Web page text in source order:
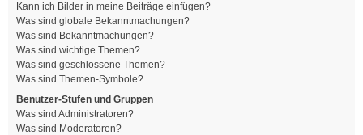
Kann ich Bilder in meine Beiträge einfügen?
Was sind globale Bekanntmachungen?
Was sind Bekanntmachungen?
Was sind wichtige Themen?
Was sind geschlossene Themen?
Was sind Themen-Symbole?
Benutzer-Stufen und Gruppen
Was sind Administratoren?
Was sind Moderatoren?